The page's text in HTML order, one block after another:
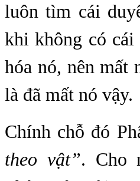
luôn tìm cái
khi không có
hóa nó, nên mất
là đã mất nó vậy.
Chính chỗ đó
theo vật”. Cho